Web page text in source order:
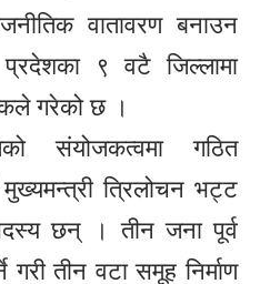
वातावरण बनाउन
९ वटै जिल्लामा
गरेको छ ।
संयोजकत्वमा गठित
त्रिलोचन भट्ट
छन् । तीन जना पूर्व
तीन वटा समूह निर्माण